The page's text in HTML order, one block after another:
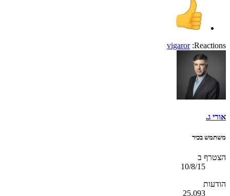
Reactions:
vigaror
אורי ג.
משתמש בכיר
הצטרף ב
10/8/15
הודעות
25,093